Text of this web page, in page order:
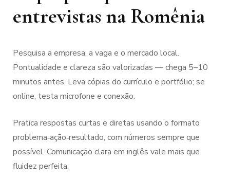
entrevistas na Romênia
Pesquisa a empresa, a vaga e o mercado local.
Pontualidade e clareza são valorizadas — chega 5–10
minutos antes. Leva cópias do currículo e portfólio; se
online, testa microfone e conexão.
Pratica respostas curtas e diretas usando o formato
problema‑ação‑resultado, com números sempre que
possível. Comunicação clara em inglês vale mais que
fluidez perfeita.